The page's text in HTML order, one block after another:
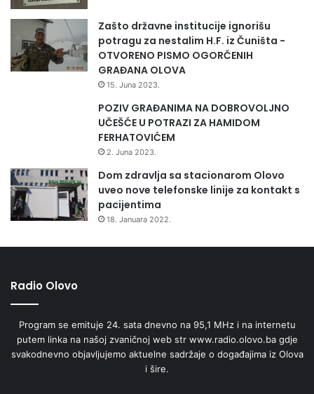
Zašto državne institucije ignorišu
potragu za nestalim H.F. iz Čuništa -
OTVORENO PISMO OGORČENIH
GRAĐANA OLOVA
15. Juna 2023.
POZIV GRAĐANIMA NA DOBROVOLJNO
UČEŠĆE U POTRAZI ZA HAMIDOM
FERHATOVIĆEM
2. Juna 2023.
Dom zdravlja sa stacionarom Olovo
uveo nove telefonske linije za kontakt s
pacijentima
18. Januara 2022.
Radio Olovo
Program se emituje 24. sata dnevno na 95,1 MHz i na internetu
putem linka na našoj zvaničnoj web str www.radio.olovo.ba gdje
svakodnevno objavljujemo aktuelne sadržaje o događajima iz Olova
i šire.